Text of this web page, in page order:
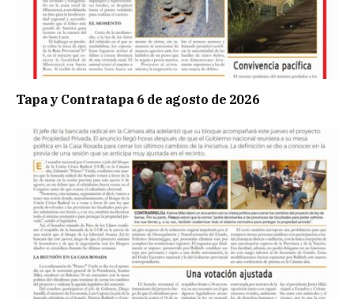
Tapa y Contratapa 6 de agosto de 2026